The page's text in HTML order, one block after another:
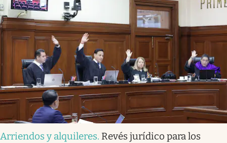
Arriendos y alquileres. Revés jurídico para los